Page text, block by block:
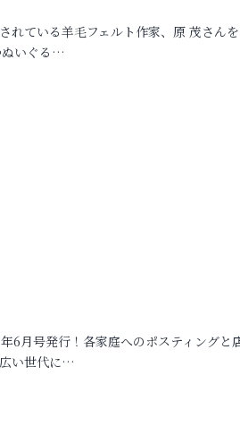
れている羊毛フェルト作家、原 茂さん
ぬいぐる…
6月号発行！各家庭へのポスティングと
い世代に…